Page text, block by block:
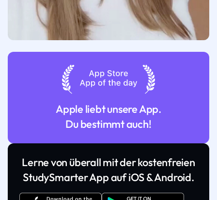
Apple liebt unsere App.
Du bestimmt auch!
Lerne von überall mit der kostenfreien
StudySmarter App auf iOS & Android.